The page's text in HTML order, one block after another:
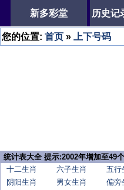
新多彩堂 历史记
您的位置: 首页 » 上下号码
统计表大全 提示:2002年增加至49
十二生肖
六子生肖 五行
阴阳生肖
男女生肖 偏旁